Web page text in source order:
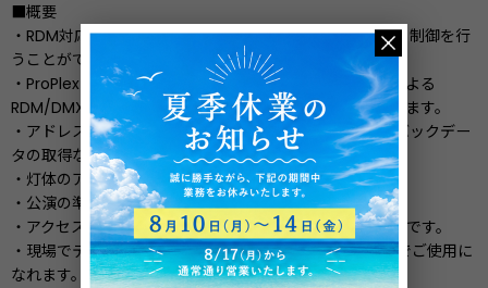
■概要
・RDM対応機器をコンピューターから管理や設定の変更、制御を行
うことができます。
・ProPlex によるRDMマネージャーや、コンピューターによる
RDM/DMXソフトウェアプログラムを使用することができます。
・アドレスの変更や、モード変更、RDMによるフィードバックデー
タの取得などの機能が、全て手元で行えます。
・灯体のアップデート用ケーブルとしても使用可能です。
・公演の準備作業に最適な機器となっております。
・アクセスが困難な場所への仕込みなどにも、大変有効的です。
・現場でテクニシャンが必要としている機能を、これ1つでご使用に
なれます。